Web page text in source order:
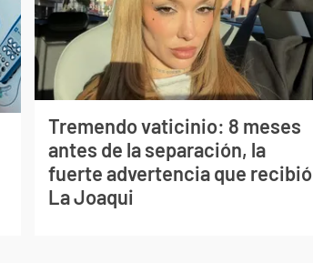
Tremendo vaticinio: 8 meses
antes de la separación, la
fuerte advertencia que recibió
La Joaqui